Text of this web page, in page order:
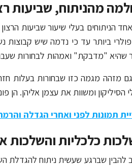
מהניתוח, שביעות
הניתוחים בעלי שיעור שביעות
ביותר עד כי נדמה שיש
שהיא "מדבקת" ואמהות לבחורות
מזהה מגמה כזו שבחורות בעלות
הסיליקון ומשוות את עצמן אליהן. הן
תמונות לפני ואחרי הגדלה
כלכליות והשלכות
להבין שברגע שעשית ניתוח להגדלת